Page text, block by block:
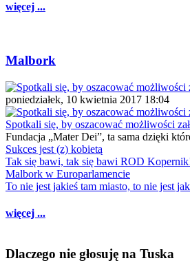
więcej ...
Malbork
poniedziałek, 10 kwietnia 2017 18:04
Spotkali się, by oszacować możliwości
Fundacja „Mater Dei”, ta sama dzięki
Sukces jest (z) kobietą
Tak się bawi, tak się bawi ROD
Malbork w Europarlamencie
To nie jest jakieś tam miasto, to nie jest
więcej ...
Dlaczego nie głosuję na Tuska